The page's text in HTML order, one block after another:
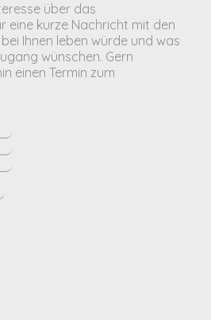
über das
eine kurze Nachricht mit den
Ihnen leben würde und was
wünschen. Gern
einen Termin zum